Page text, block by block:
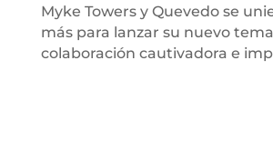
Myke Towers y Quevedo se
más para lanzar su nuevo tema
colaboración cautivadora e